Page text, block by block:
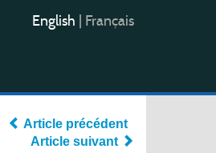
English Français
Article précédent
Article suivant